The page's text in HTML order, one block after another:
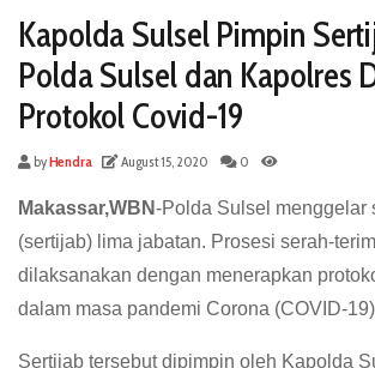
Kapolda Sulsel Pimpin
Polda Sulsel dan Kapolres
Protokol Covid-19
byHendra August 15, 2020 0
Makassar,WBN-Polda Sulsel menggelar
(sertijab) lima jabatan. Prosesi serah-
dilaksanakan dengan menerapkan
dalam masa pandemi Corona (COVID-
Sertijab tersebut dipimpin oleh Kapolda